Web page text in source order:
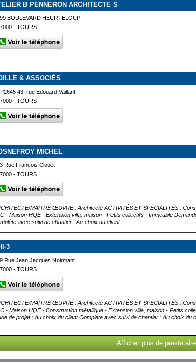
B PENNERON ARCHITECTE S
BOULEVARD HEURTELOUP
- TOURS
& ASSOCIÉS
43, rue Edouard Vaillant
- TOURS
MICHEL
Rue Francois Clouet
- TOURS
MAITRE ŒUVRE : Architecte ACTIVITÉS ET SPÉCIALITÉS :
- Maison HQE - Extension villa, maison - Petits collectifs - Immeuble
avec suivi de chantier : Au choix du client
3
Rue Jean Jacques Noirmant
- TOURS
MAITRE ŒUVRE : Architecte ACTIVITÉS ET SPÉCIALITÉS :
- Maison HQE - Construction métallique - Extension villa, maison - Petits
de projet : Au choix du client Complète avec suivi de chantier : Au choix du
Afficher plus de